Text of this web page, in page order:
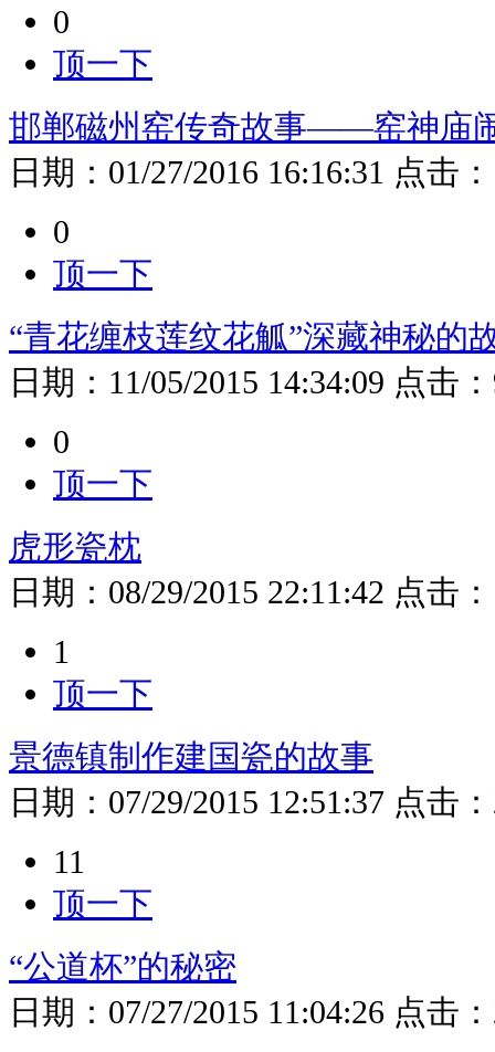
0
顶一下
邯郸磁州窑传奇故事——窑神庙
日期： 01/27/2016 16:16:31 点击：
0
顶一下
“青花缠枝莲纹花觚”深藏神秘的
日期： 11/05/2015 14:34:09 点击：
0
顶一下
虎形瓷枕
日期： 08/29/2015 22:11:42 点击：
1
顶一下
景德镇制作建国瓷的故事
日期： 07/29/2015 12:51:37 点击：
11
顶一下
“公道杯”的秘密
日期： 07/27/2015 11:04:26 点击：